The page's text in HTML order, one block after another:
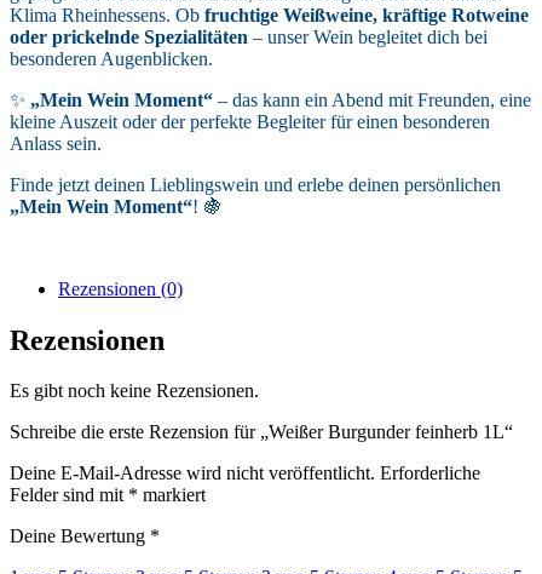
Klima Rheinhessens. Ob fruchtige Weißweine, kräftige Rotweine
oder prickelnde Spezialitäten – unser Wein begleitet dich bei
besonderen Augenblicken.
✨ „Mein Wein Moment“ – das kann ein Abend mit Freunden, eine
kleine Auszeit oder der perfekte Begleiter für einen besonderen
Anlass sein.
Finde jetzt deinen Lieblingswein und erlebe deinen persönlichen
„Mein Wein Moment“! 🍇
Rezensionen (0)
Rezensionen
Es gibt noch keine Rezensionen.
Schreibe die erste Rezension für „Weißer Burgunder feinherb 1L“
Deine E-Mail-Adresse wird nicht veröffentlicht. Erforderliche
Felder sind mit * markiert
Deine Bewertung *